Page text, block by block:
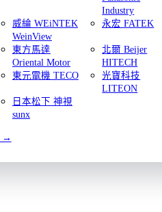
Industry
威綸 WEiNTEK
WeinView
永宏 FATEK
東方馬達
Oriental Motor
北爾 Beijer
HITECH
東元電機 TECO
光寶科技
LITEON
日本松下 神視
sunx